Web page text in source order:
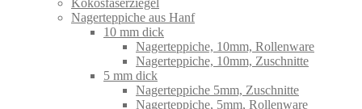
Nagerteppiche aus Hanf
10 mm dick
Nagerteppiche, 10mm, Rollenware
Nagerteppiche, 10mm, Zuschnitte
5 mm dick
Nagerteppiche 5mm, Zuschnitte
Nagerteppiche, 5mm, Rollenware